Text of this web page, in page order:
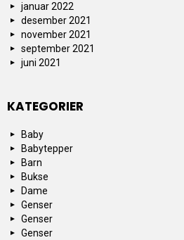
januar 2022
desember 2021
november 2021
september 2021
juni 2021
KATEGORIER
Baby
Babytepper
Barn
Bukse
Dame
Genser
Genser
Genser